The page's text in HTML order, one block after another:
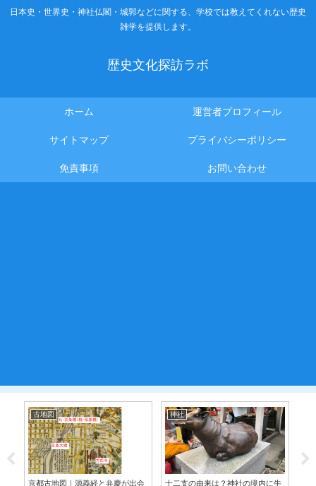
日本史・世界史・神社仏閣・城郭などに関する、学校では教えてくれない歴史
雑学を提供します。
歴史文化探訪ラボ
ホーム 運営者プロフィール
サイトマップ プライバシーポリシー
免責事項 お問い合わせ
？神社の境内に牛
古地図
江戸の古地図｜日本最古の小石川
古地図
江戸の古地図｜かつての